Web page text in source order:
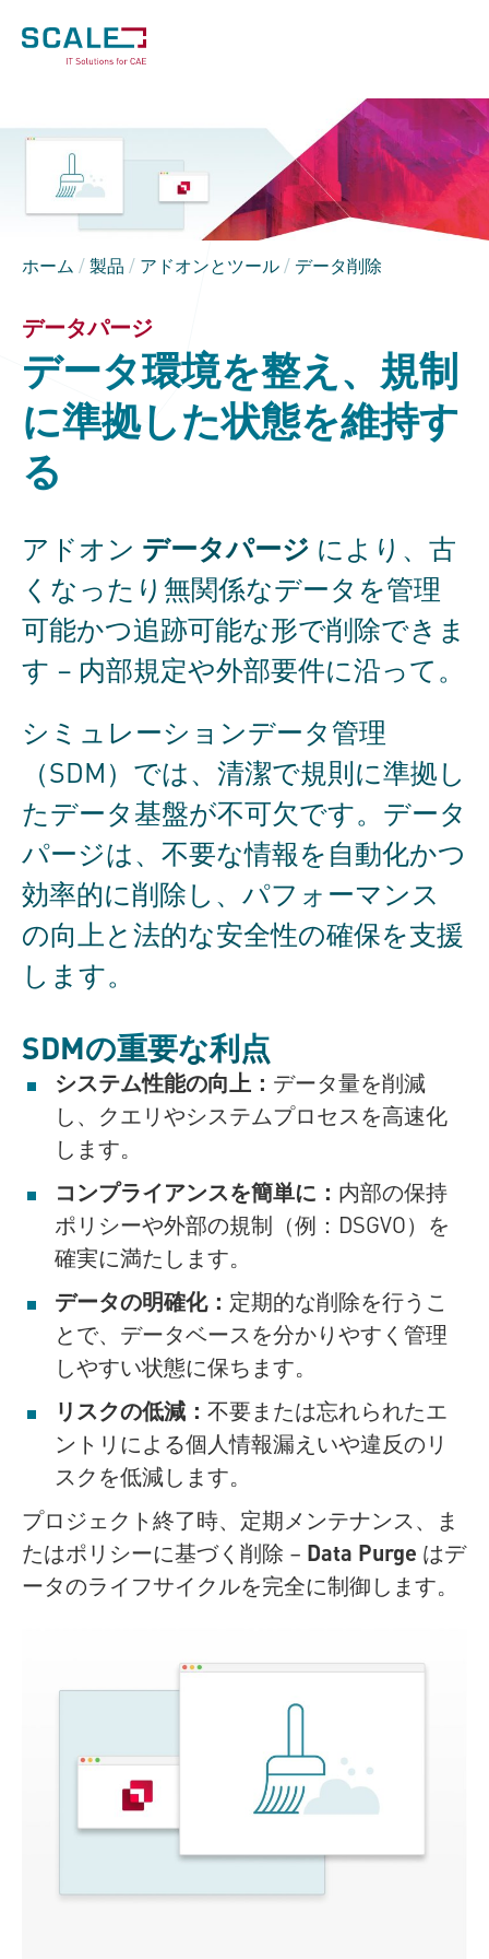
ホーム /製品 / アドオンとツール / データ削除
データパージ
データ環境を整え、規制
に準拠した状態を維持す
る
アドオン データパージ により、古
くなったり無関係なデータを管理
可能かつ追跡可能な形で削除できま
す – 内部規定や外部要件に沿って。
シミュレーションデータ管理
（SDM）では、清潔で規則に準拠し
たデータ基盤が不可欠です。データ
パージは、不要な情報を自動化かつ
効率的に削除し、パフォーマンス
の向上と法的な安全性の確保を支援
します。
SDMの重要な利点
システム性能の向上： データ量を削減
し、クエリやシステムプロセスを高速化
します。
コンプライアンスを簡単に： 内部の保持
ポリシーや外部の規制（例：DSGVO）を
確実に満たします。
データの明確化： 定期的な削除を行うこ
とで、データベースを分かりやすく管理
しやすい状態に保ちます。
リスクの低減： 不要または忘れられたエ
ントリによる個人情報漏えいや違反のリ
スクを低減します。
プロジェクト終了時、定期メンテナンス、ま
たはポリシーに基づく削除 – Data Purge はデ
ータのライフサイクルを完全に制御します。